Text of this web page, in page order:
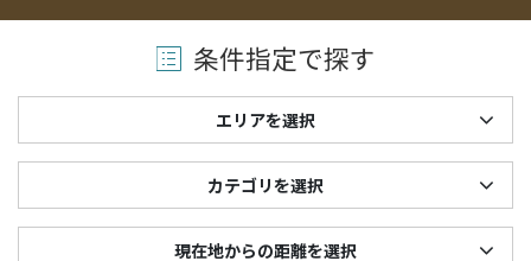
条件指定で探す
エリアを選択
カテゴリを選択
現在地からの距離を選択